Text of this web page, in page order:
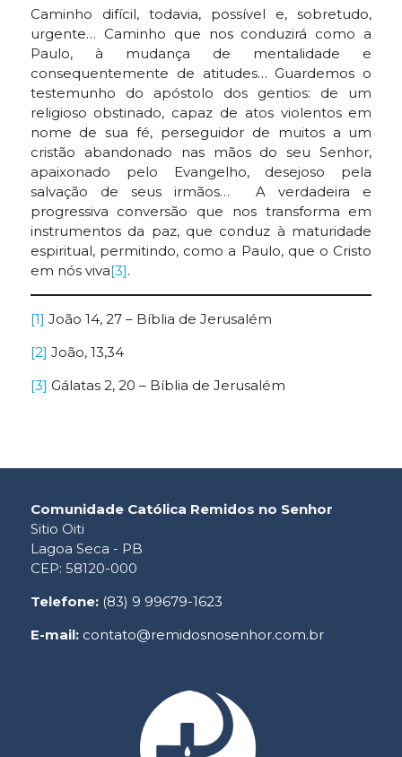
Caminho difícil, todavia, possível e, sobretudo,
urgente… Caminho que nos conduzirá como a
Paulo, à mudança de mentalidade e
consequentemente de atitudes… Guardemos o
testemunho do apóstolo dos gentios: de um
religioso obstinado, capaz de atos violentos em
nome de sua fé, perseguidor de muitos a um
cristão abandonado nas mãos do seu Senhor,
apaixonado pelo Evangelho, desejoso pela
salvação de seus irmãos… A verdadeira e
progressiva conversão que nos transforma em
instrumentos da paz, que conduz à maturidade
espiritual, permitindo, como a Paulo, que o Cristo
em nós viva[3].
[1] João 14, 27 – Bíblia de Jerusalém
[2] João, 13,34
[3] Gálatas 2, 20 – Bíblia de Jerusalém
Comunidade Católica Remidos no Senhor
Sitio Oiti
Lagoa Seca - PB
CEP: 58120-000
Telefone: (83) 9 99679-1623
E-mail: contato@remidosnosenhor.com.br